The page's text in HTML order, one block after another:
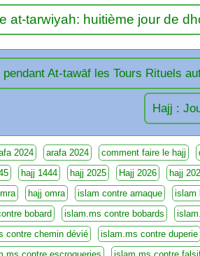
at-tarwiyah: huitième jour de
At-tawāf les Tours Rituels
Hajj :
2024 arafa 2024 comment faire le hajj
hajj 1444 hajj 2025 Hajj 2026 hajj
hajj omra islam contre arnaque islam
bobard islam.ms contre bobards
contre chemin dévié islam.ms contre duperie